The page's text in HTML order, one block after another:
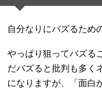
自分なりにバズるため
やっぱり狙ってバズる
だバズると批判も多く
になりますが、「面白